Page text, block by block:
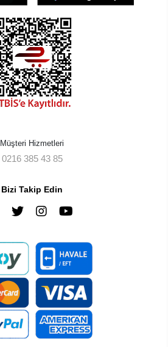
Müşteri Hizmetleri
0216 385 43 85
Bizi Takip Edin